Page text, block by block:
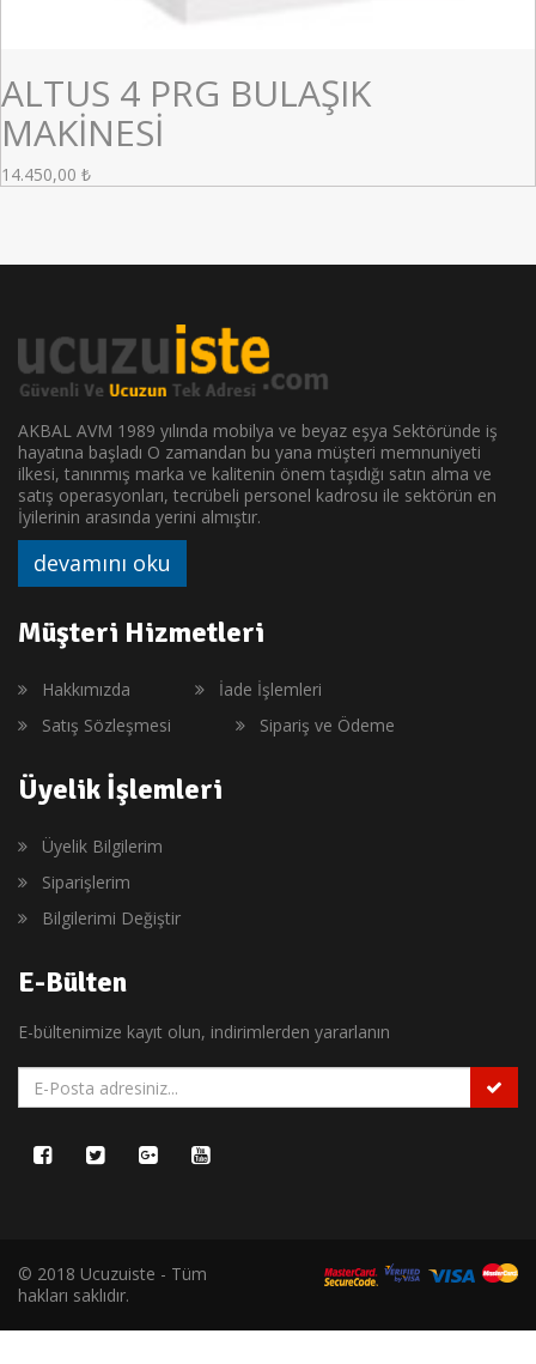
ALTUS 4 PRG BULAŞIK
MAKİNESİ
14.450,00 ₺
AKBAL AVM 1989 yılında mobilya ve beyaz eşya Sektöründe iş
hayatına başladı O zamandan bu yana müşteri memnuniyeti
ilkesi, tanınmış marka ve kalitenin önem taşıdığı satın alma ve
satış operasyonları, tecrübeli personel kadrosu ile sektörün en
İyilerinin arasında yerini almıştır.
devamını oku
Müşteri Hizmetleri
Hakkımızda
İade İşlemleri
Satış Sözleşmesi
Sipariş ve Ödeme
Üyelik İşlemleri
Üyelik Bilgilerim
Siparişlerim
Bilgilerimi Değiştir
E-Bülten
E-bültenimize kayıt olun, indirimlerden yararlanın
© 2018 Ucuzuiste - Tüm
hakları saklıdır.